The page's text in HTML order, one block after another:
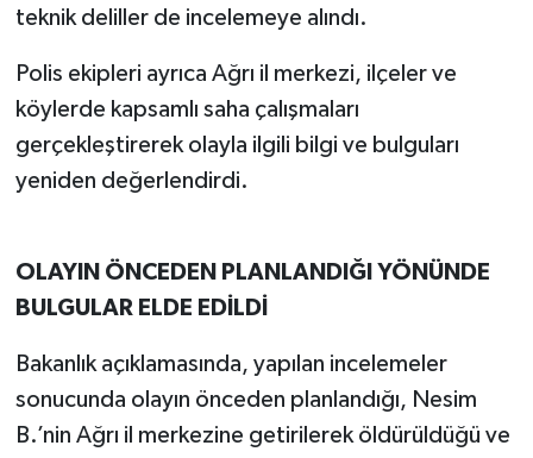
teknik deliller de incelemeye alındı.
Polis ekipleri ayrıca Ağrı il merkezi, ilçeler ve
köylerde kapsamlı saha çalışmaları
gerçekleştirerek olayla ilgili bilgi ve bulguları
yeniden değerlendirdi.
OLAYIN ÖNCEDEN PLANLANDIĞI YÖNÜNDE
BULGULAR ELDE EDİLDİ
Bakanlık açıklamasında, yapılan incelemeler
sonucunda olayın önceden planlandığı, Nesim
B.’nin Ağrı il merkezine getirilerek öldürüldüğü ve